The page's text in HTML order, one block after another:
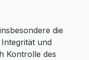
die
und
Kontrolle des